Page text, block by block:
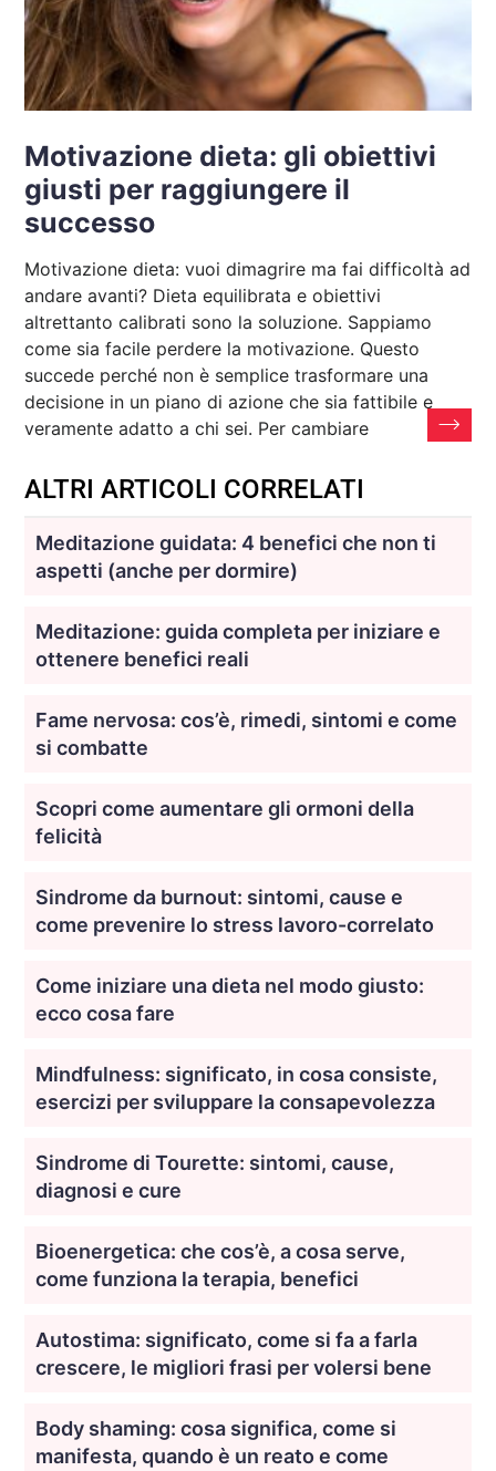
Motivazione dieta: gli obiettivi
giusti per raggiungere il
successo
Motivazione dieta: vuoi dimagrire ma fai difficoltà ad
andare avanti? Dieta equilibrata e obiettivi
altrettanto calibrati sono la soluzione. Sappiamo
come sia facile perdere la motivazione. Questo
succede perché non è semplice trasformare una
decisione in un piano di azione che sia fattibile e
veramente adatto a chi sei. Per cambiare
ALTRI ARTICOLI CORRELATI
Meditazione guidata: 4 benefici che non ti
aspetti (anche per dormire)
Meditazione: guida completa per iniziare e
ottenere benefici reali
Fame nervosa: cos’è, rimedi, sintomi e come
si combatte
Scopri come aumentare gli ormoni della
felicità
Sindrome da burnout: sintomi, cause e
come prevenire lo stress lavoro-correlato
Come iniziare una dieta nel modo giusto:
ecco cosa fare
Mindfulness: significato, in cosa consiste,
esercizi per sviluppare la consapevolezza
Sindrome di Tourette: sintomi, cause,
diagnosi e cure
Bioenergetica: che cos’è, a cosa serve,
come funziona la terapia, benefici
Autostima: significato, come si fa a farla
crescere, le migliori frasi per volersi bene
Body shaming: cosa significa, come si
manifesta, quando è un reato e come